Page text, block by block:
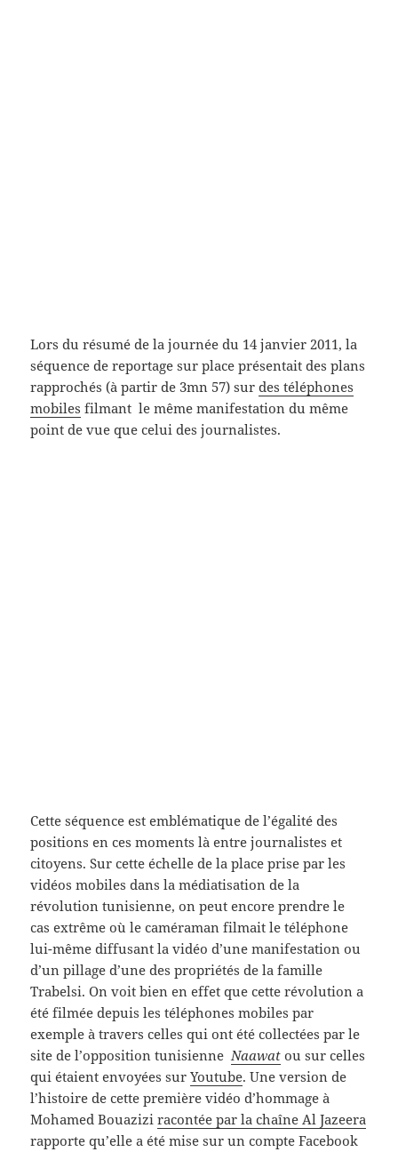
Lors du résumé de la journée du 14 janvier 2011, la
séquence de reportage sur place présentait des plans
rapprochés (à partir de 3mn 57) surdes téléphones
mobiles filmant le même manifestation du même
point de vue que celui des journalistes.
Cette séquence est emblématique de l’égalité des
positions en ces moments là entre journalistes et
citoyens. Sur cette échelle de la place prise par les
vidéos mobiles dans la médiatisation de la
révolution tunisienne, on peut encore prendre le
cas extrême où le caméraman filmait le téléphone
lui-même diffusant la vidéo d’une manifestation ou
d’un pillage d’une des propriétés de la famille
Trabelsi. On voit bien en effet que cette révolution a
été filmée depuis les téléphones mobiles par
exemple à travers celles qui ont été collectées par le
site de l’opposition tunisienne Naawat ou sur celles
qui étaient envoyées surYoutube. Une version de
l’histoire de cette première vidéo d’hommage à
Mohamed Bouaziziracontée par la chaîne Al Jazeera
rapporte qu’elle a été mise sur un compte Facebook